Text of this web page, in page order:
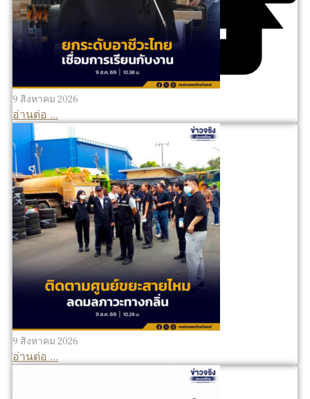
9 สิงหาคม 2026
อ่านต่อ ...
9 สิงหาคม 2026
อ่านต่อ ...